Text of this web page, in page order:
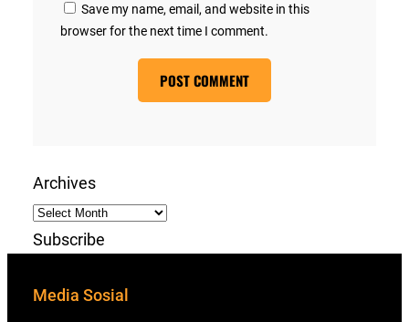
Save my name, email, and website in this
browser for the next time I comment.
Archives
Subscribe
Media Sosial